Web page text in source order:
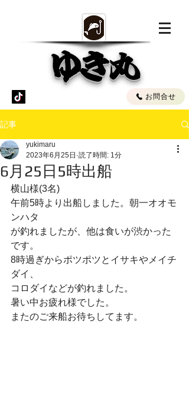
ゆき丸
お問合せ
記事
6月25日5時出船
yukimaru
2023年6月25日 読了時間: 1分
横山様(3名)
午前5時より出船しました。朝一オオモ
ンハタ
が釣れましたが、他は食いが渋かった
です。
8時過ぎからポツポツとイサキやメイチ
ダイ、
コロダイなどが釣れました。
暑い中お疲れ様でした。
またのご来船お待ちしてます。